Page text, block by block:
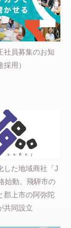
社員募集のお知
採用）
した地域商社「J
始動。飛騨市の
郡上市の阿弥陀
共同設立